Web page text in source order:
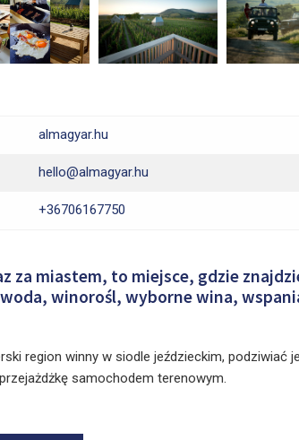
almagyar.hu
hello@almagyar.hu
+36706167750
za miastem, to miejsce, gdzie
winorośl, wyborne wina,
region winny w siodle jeździeckim, podziwiać
samochodem terenowym.